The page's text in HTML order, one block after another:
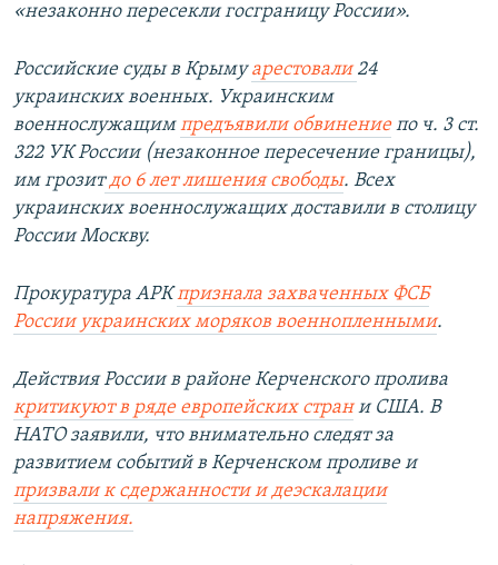
«незаконно пересекли госграницу России».
Российские суды в Крымуарестовали24
украинских военных. Украинским
военнослужащимпредъявили обвинениепо ч. 3 ст.
322 УК России (незаконное пересечение границы),
им грозитдо 6 лет лишения свободы. Всех
украинских военнослужащих доставили в столицу
России Москву.​
Прокуратура АРКпризнала захваченных ФСБ
России украинских моряков военнопленными.
Действия России в районе Керченского пролива
критикуют в ряде европейских страни США. В
НАТО заявили, что внимательно следят за
развитием событий в Керченском проливе и
призвали к сдержанности и деэскалации
напряжения.